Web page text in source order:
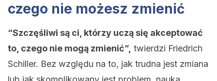
czego nie możesz zmienić
“Szczęśliwi są ci, którzy uczą się akceptować
to, czego nie mogą zmienić”, twierdzi Friedrich
Schiller. Bez względu na to, jak trudna jest zmiana